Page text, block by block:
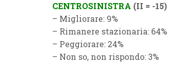
CENTROSINISTRA (II = -15)
– Migliorare: 9%
– Rimanere stazionaria: 64%
– Peggiorare: 24%
– Non so, non rispondo: 3%